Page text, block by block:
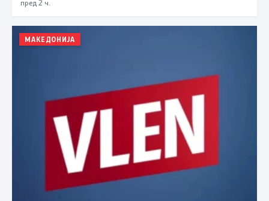
пред 2 ч.
МАКЕДОНИЈА